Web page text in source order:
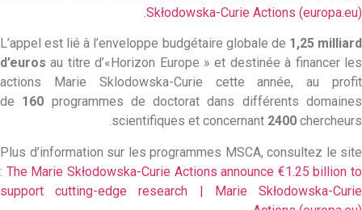
Skłodowska-Curie Actions (europa.eu)
.
L’appel est lié à l’enveloppe budgétaire globale de 1,25 milliard
d’euros au titre d’«Horizon Europe » et destinée à financer les
actions Marie Sklodowska-Curie cette année, au profit
de 160 programmes de doctorat dans différents domaines
scientifiques et concernant 2400 chercheurs.
Plus d’information sur les programmes MSCA, consultez le site
: The Marie Skłodowska-Curie Actions announce €1.25 billion to
support cutting-edge research | Marie Skłodowska-Curie